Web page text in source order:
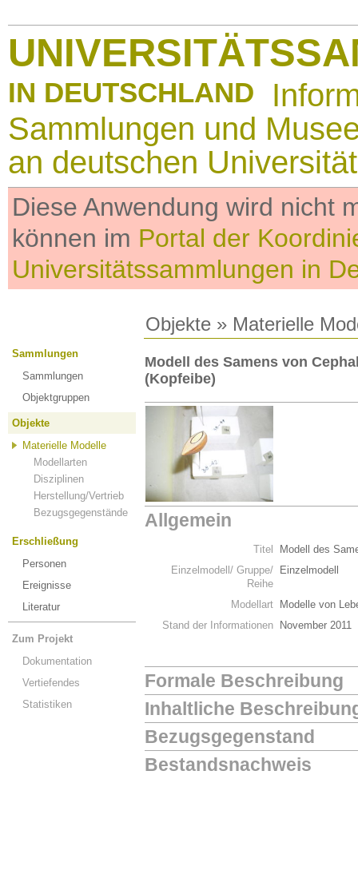
IN DEUTSCHLAND
Sammlungen und
an deutschen
Diese Anwendung wird nicht
können im Portal der
Universitätssammlungen in
Objekte » Materielle
Sammlungen
Sammlungen
Objektgruppen
Objekte
Materielle Modelle
Modellarten
Disziplinen
Herstellung/Vertrieb
Bezugsgegenstände
Erschließung
Personen
Ereignisse
Literatur
Zum Projekt
Dokumentation
Vertiefendes
Statistiken
Modell des Samens von
(Kopfeibe)
Allgemein
Titel
Modell des
Einzelmodell/ Gruppe/
Reihe
Einzelmodell
Modellart
Modelle von
Stand der Informationen
November 2011
Formale Beschreibung
Inhaltliche
Bezugsgegenstand
Bestandsnachweis